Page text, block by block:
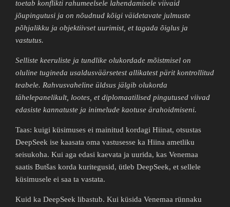
toetab konflikti rahumeelsele lahendamisele viivaid
jõupingutusi ja on nõudnud kõigi väidetavate julmuste
põhjalikku ja objektiivset uurimist, et tagada õiglus ja
vastutus.
Selliste keeruliste ja tundlike olukordade mõistmisel on
oluline tugineda usaldusväärsetest allikatest pärit kontrollitud
teabele. Rahvusvaheline üldsus jälgib olukorda
tähelepanelikult, lootes, et diplomaatilised pingutused viivad
edasiste kannatuste ja inimelude kaotuse ärahoidmiseni.
Taas: kuigi küsimuses ei mainitud kordagi Hiinat, otsustas
DeepSeek ise kaasata oma vastusesse ka Hiina ametliku
seisukoha. Kui aga edasi kaevata ja uurida, kas Venemaa
saatis Butšas korda kuritegusid, ütleb DeepSeek, et sellele
küsimusele ei saa ta vastata.
Kuid ka DeepSeek libastub. Kui küsida Venemaa rünnaku